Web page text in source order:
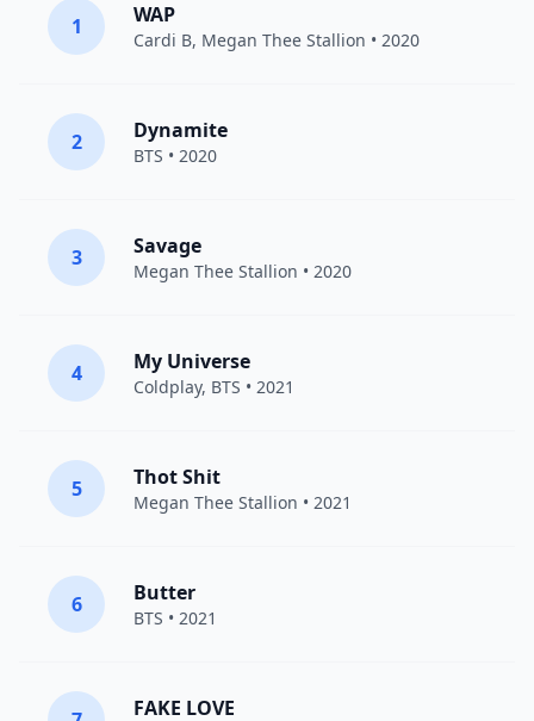
1 WAP
Cardi B, Megan Thee Stallion • 2020
2 Dynamite
BTS • 2020
3 Savage
Megan Thee Stallion • 2020
4 My Universe
Coldplay, BTS • 2021
5 Thot Shit
Megan Thee Stallion • 2021
6 Butter
BTS • 2021
FAKE LOVE